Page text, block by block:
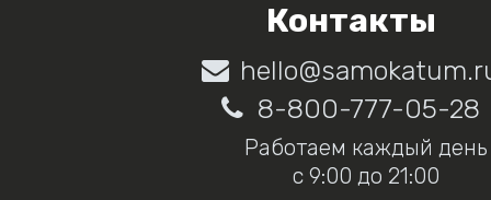
Контакты
8-800-777-05-28
Работаем каждый день
с 9:00 до 21:00